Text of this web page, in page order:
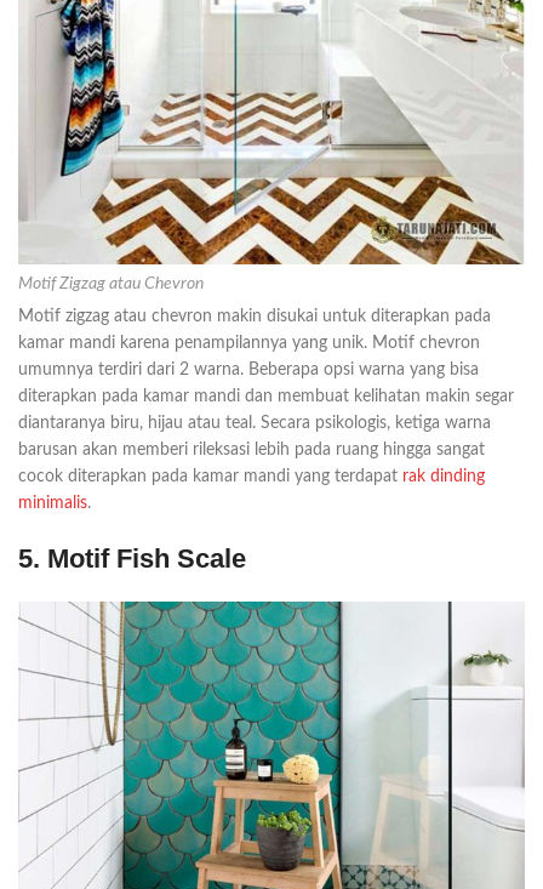
Motif Zigzag atau Chevron
Motif zigzag atau chevron makin disukai untuk diterapkan pada
kamar mandi karena penampilannya yang unik. Motif chevron
umumnya terdiri dari 2 warna. Beberapa opsi warna yang bisa
diterapkan pada kamar mandi dan membuat kelihatan makin segar
diantaranya biru, hijau atau teal. Secara psikologis, ketiga warna
barusan akan memberi rileksasi lebih pada ruang hingga sangat
cocok diterapkan pada kamar mandi yang terdapat rak dinding
minimalis.
5. Motif Fish Scale